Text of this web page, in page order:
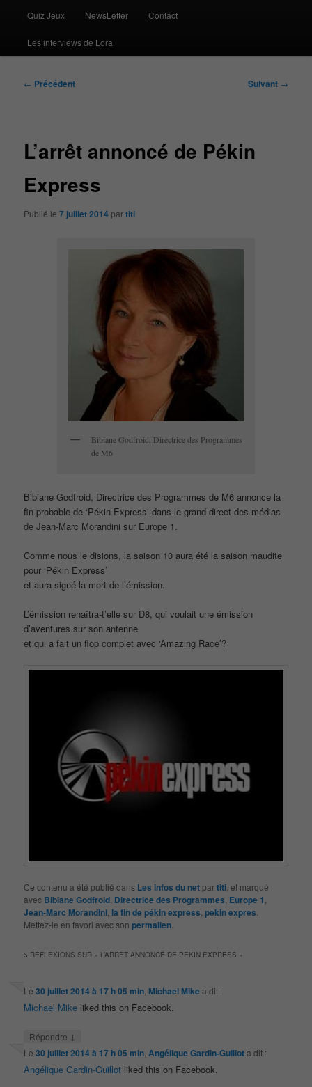
Quiz Jeux NewsLetter Contact
Les interviews de Lora
Navigation
← Précédent Suivant →
L’arrêt annoncé de Pékin
Express
Publié le7 juillet 2014 partiti
Bibiane Godfroid, Directrice des Programmes
de M6
Bibiane Godfroid, Directrice des Programmes de M6 annonce la
fin probable de ‘Pékin Express’ dans le grand direct des médias
de Jean-Marc Morandini sur Europe 1.
Comme nous le disions, la saison 10 aura été la saison maudite
pour ‘Pékin Express’
et aura signé la mort de l’émission.
L’émission renaîtra-t’elle sur D8, qui voulait une émission
d’aventures sur son antenne
et qui a fait un flop complet avec ‘Amazing Race’?
Ce contenu a été publié dans Les infos du net partiti , et marqué
avec Bibiane Godfroid Directrice des Programmes Europe 1
Jean-Marc Morandini la fin de pékin express ,pekin expres
Mettez-le en favori avec sonpermalien
5 RÉFLEXIONS SUR « L’ARRÊT ANNONCÉ DE PÉKIN EXPRESS »
Le30 juillet 2014 à 17 h 05 min Michael Mike a dit :
Michael Mike liked this on Facebook.
Répondre ↓
Le30 juillet 2014 à 17 h 05 min,Angélique Gardin-Guillota dit :
Angélique Gardin-Guillot liked this on Facebook.